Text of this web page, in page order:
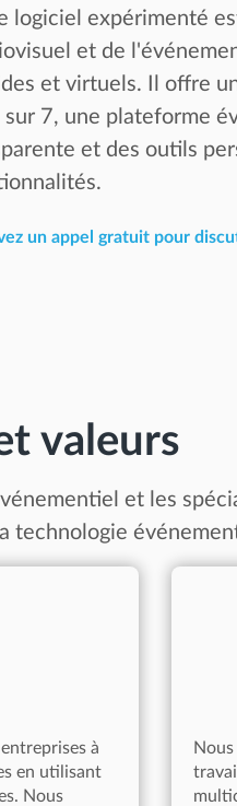
logiciel expérimenté
et de
et virtuels. Il offre
sur 7, une plateforme
et des outils
un appel gratuit pour
valeurs
et les
technologie
à
en utilisant
Nous